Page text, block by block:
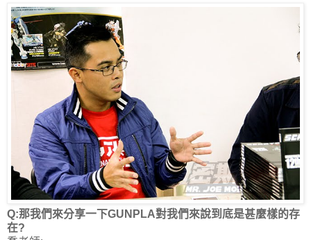
Q:那我們來分享一下GUNPLA對我們來說到底是甚麼樣的存
在?